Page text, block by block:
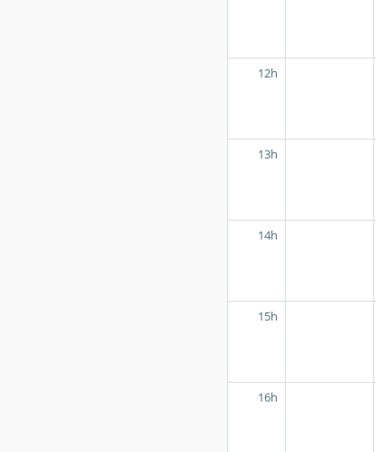
12h
13h
14h
15h
16h